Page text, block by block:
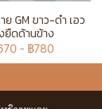
ย GM ขาว-ดำ เอว
ยืดด้านข้าง
- ฿780